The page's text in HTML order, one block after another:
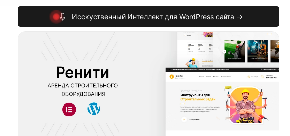
Исскуственный Интеллект для WordPress сайта →